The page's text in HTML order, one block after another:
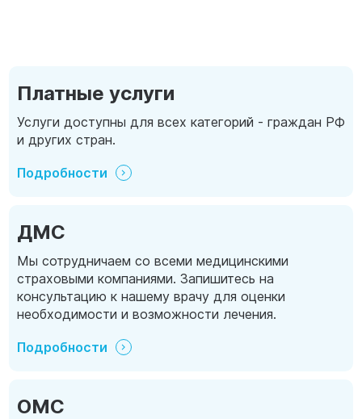
Платные услуги
Услуги доступны для всех категорий - граждан РФ
и других стран.
Подробности
ДМС
Мы сотрудничаем со всеми медицинскими
страховыми компаниями. Запишитесь на
консультацию к нашему врачу для оценки
необходимости и возможности лечения.
Подробности
ОМС